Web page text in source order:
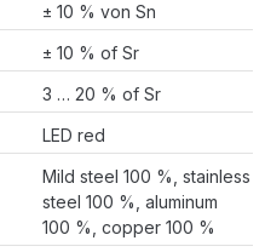
± 10 % von Sn
± 10 % of Sr
3 … 20 % of Sr
LED red
Mild steel 100 %, stainless
steel 100 %, aluminum
100 %, copper 100 %